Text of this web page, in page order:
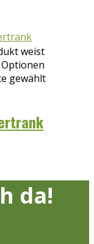
weist
gewählt
da!